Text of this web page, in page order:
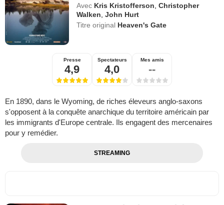
Avec Kris Kristofferson,Christopher
Walken,John Hurt
Titre original Heaven's Gate
Presse
4,9
Spectateurs
4,0
Mes amis
--
En 1890, dans le Wyoming, de riches éleveurs anglo-saxons
s'opposent à la conquête anarchique du territoire américain par
les immigrants d'Europe centrale. Ils engagent des mercenaires
pour y remédier.
STREAMING